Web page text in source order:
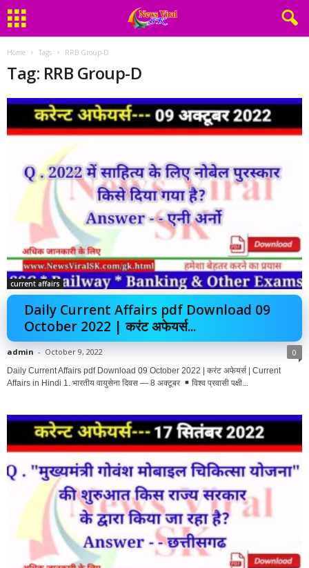
Home Tags RRB Group-D
Tag: RRB Group-D
current affairs
Daily Current Affairs pdf Download 09
October 2022 | करंट अफेयर्स...
admin - October 9, 2022 0
Daily Current Affairs pdf Download 09 October 2022 | करंट अफेयर्स | Current
Affairs in Hindi 1. भारतीय वायुसेना दिवस — 8 अक्टूबर
विश्व प्रवासी पक्षी...